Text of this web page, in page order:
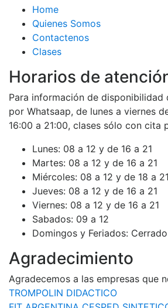
Home
Quienes Somos
Contactenos
Clases
Horarios de
Para información de disponibilidad
por Whatsaap, de lunes a viernes
16:00 a 21:00, clases sólo con cita
Lunes: 08 a 12 y de 16 a 21
Martes: 08 a 12 y de 16 a 21
Miércoles: 08 a 12 y de 18 a 21
Jueves: 08 a 12 y de 16 a 21
Viernes: 08 a 12 y de 16 a 21
Sabados: 09 a 12
Domingos y Feriados: Cerrado
Agradecimiento
Agradecemos a las empresas que
TROMPOLIN DIDACTICO